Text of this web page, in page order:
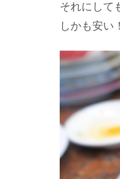
それにして
しかも安い